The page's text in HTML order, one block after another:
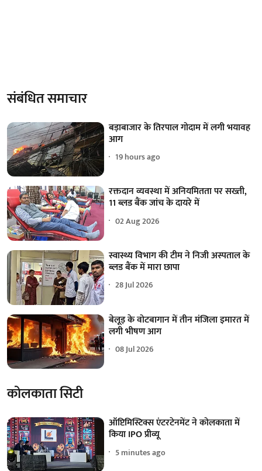
संबंधित समाचार
बड़ाबाजार के तिरपाल गोदाम में लगी भयावह
आग
19 hours ago
रक्तदान व्यवस्था में अनियमितता पर सख्ती,
11 ब्लड बैंक जांच के दायरे में
02 Aug 2026
स्वास्थ्य विभाग की टीम ने निजी अस्पताल के
ब्लड बैंक में मारा छापा
28 Jul 2026
बेलूड़ के वोटबागान में तीन मंजिला इमारत में
लगी भीषण आग
08 Jul 2026
कोलकाता सिटी
ऑप्टिमिस्टिक्स एंटरटेनमेंट ने कोलकाता में
किया IPO प्रीव्यू
5 minutes ago